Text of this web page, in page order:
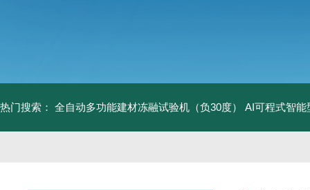
热门搜索： 全自动多功能建材冻融试验机（负30度） AI可程式智能